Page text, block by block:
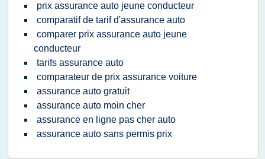
prix assurance auto jeune conducteur
comparatif de tarif d'assurance auto
comparer prix assurance auto jeune
conducteur
tarifs assurance auto
comparateur de prix assurance voiture
assurance auto gratuit
assurance auto moin cher
assurance en ligne pas cher auto
assurance auto sans permis prix